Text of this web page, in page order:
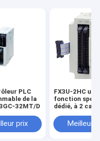
PLC
de la
32MT/D
prix
FX3U-2HC un
fonction
dédié, à 2
grande vitesse
Meilleur